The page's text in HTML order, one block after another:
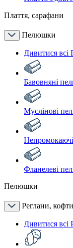
Плаття, сарафани
Пелюшки
Дивитися
Бавовняні
Муслінові
Фланелеві
Пелюшки
Реглани,
Дивитися всі